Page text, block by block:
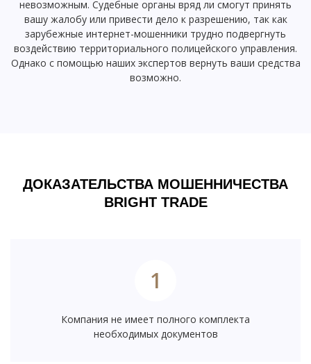
невозможным. Судебные органы вряд ли смогут принять
вашу жалобу или привести дело к разрешению, так как
зарубежные интернет-мошенники трудно подвергнуть
воздействию территориального полицейского управления.
Однако с помощью наших экспертов вернуть ваши средства
возможно.
ДОКАЗАТЕЛЬСТВА МОШЕННИЧЕСТВА
BRIGHT TRADE
1
Компания не имеет полного комплекта
необходимых документов